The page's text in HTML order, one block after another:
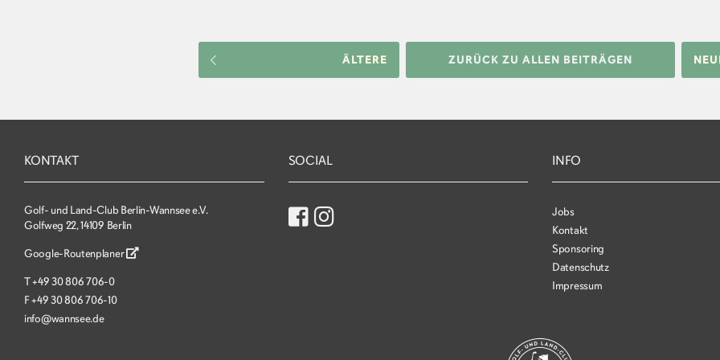
ÄLTERE ZURÜCK ZU ALLEN BEITRÄGEN
KONTAKT
Golf- und Land-Club Berlin-Wannsee e.V.
Golfweg 22, 14109 Berlin
Google-Routenplaner
T+49 30 806 706-0
F+49 30 806 706-10
info@wannsee.de
SOCIAL INFO
Jobs
Kontakt
Sponsoring
Datenschutz
Impressum